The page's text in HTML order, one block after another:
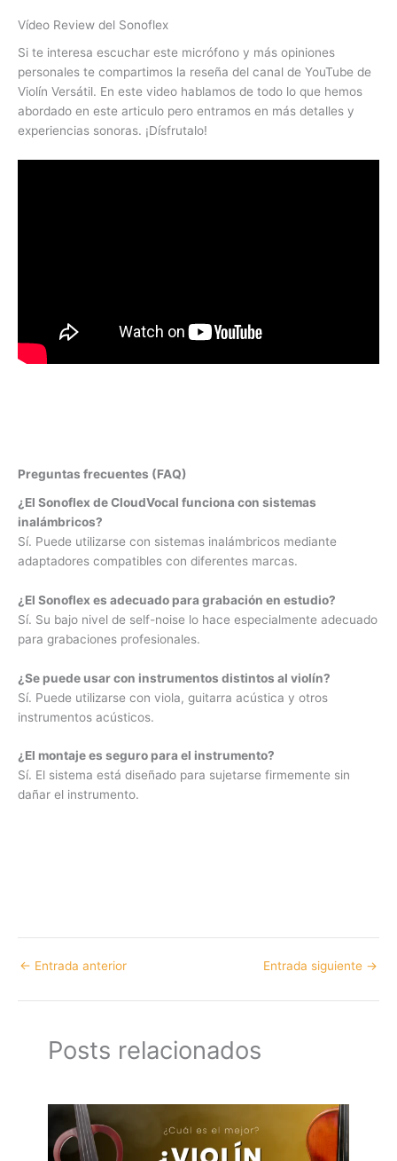
Vídeo Review del Sonoflex
Si te interesa escuchar este micrófono y más opiniones
personales te compartimos la reseña del canal de YouTube de
Violín Versátil. En este video hablamos de todo lo que hemos
abordado en este articulo pero entramos en más detalles y
experiencias sonoras. ¡Dísfrutalo!
Preguntas frecuentes (FAQ)
¿El Sonoflex de CloudVocal funciona con sistemas
inalámbricos?
Sí. Puede utilizarse con sistemas inalámbricos mediante
adaptadores compatibles con diferentes marcas.
¿El Sonoflex es adecuado para grabación en estudio?
Sí. Su bajo nivel de self-noise lo hace especialmente adecuado
para grabaciones profesionales.
¿Se puede usar con instrumentos distintos al violín?
Sí. Puede utilizarse con viola, guitarra acústica y otros
instrumentos acústicos.
¿El montaje es seguro para el instrumento?
Sí. El sistema está diseñado para sujetarse firmemente sin
dañar el instrumento.
← Entrada anterior Entrada siguiente →
Posts relacionados